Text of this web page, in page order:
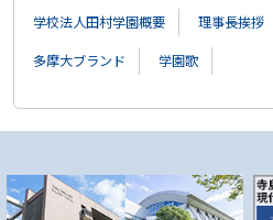
学校法人田村学園概要
理事長挨拶
多摩大ブランド
学園歌